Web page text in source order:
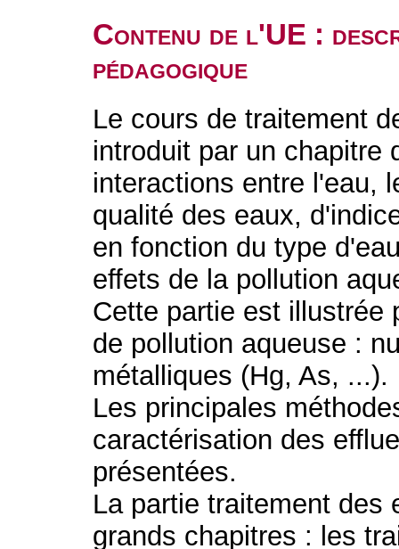
Contenu de l'UE :
pédagogique
Le cours de traitement
introduit par un chapitre
interactions entre l'eau,
qualité des eaux,
en fonction du type
effets de la pollution
Cette partie est illustrée
de pollution aqueuse :
métalliques (Hg, As, ...).
Les principales
caractérisation des
présentées.
La partie traitement des
grands chapitres : les